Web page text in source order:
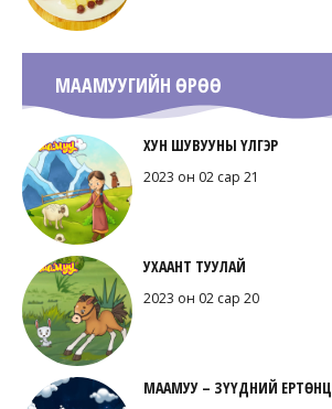
МААМУУГИЙН ӨРӨӨ
ХУН ШУВУУНЫ ҮЛГЭР
2023 он 02 сар 21
УХААНТ ТУУЛАЙ
2023 он 02 сар 20
МААМУУ – ЗҮҮДНИЙ ЕРТӨНЦ